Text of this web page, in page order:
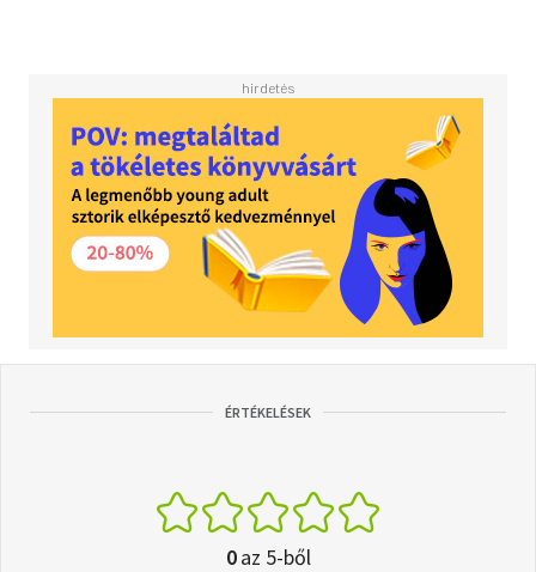
ÉRTÉKELÉSEK
0az 5-ből